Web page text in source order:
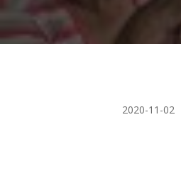
2020-11-02